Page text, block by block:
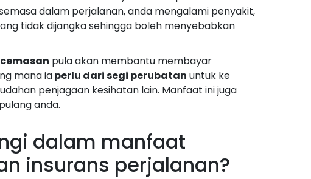
dalam perjalanan, anda mengalami penyakit,
tidak dijangka sehingga boleh menyebabkan
pula akan membantu membayar
mana iaperlu dari segi perubatan untuk ke
penjagaan kesihatan lain. Manfaat ini juga
anda.
dalam manfaat
insurans perjalanan?